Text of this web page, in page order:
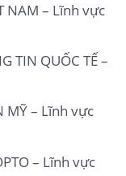
NAM – Lĩnh vực
TIN QUỐC TẾ –
MỸ – Lĩnh vực
– Lĩnh vực